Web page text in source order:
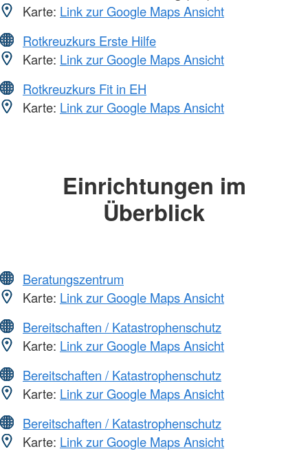
Karte: Link zur Google Maps Ansicht
Rotkreuzkurs Erste Hilfe
Karte: Link zur Google Maps Ansicht
Rotkreuzkurs Fit in EH
Karte: Link zur Google Maps Ansicht
Einrichtungen im
Überblick
Beratungszentrum
Karte: Link zur Google Maps Ansicht
Bereitschaften / Katastrophenschutz
Karte: Link zur Google Maps Ansicht
Bereitschaften / Katastrophenschutz
Karte: Link zur Google Maps Ansicht
Bereitschaften / Katastrophenschutz
Karte: Link zur Google Maps Ansicht